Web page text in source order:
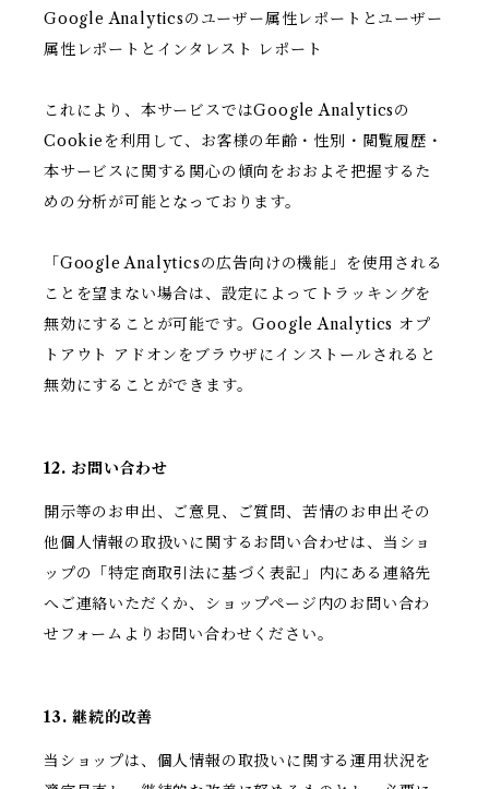
Google Analyticsのユーザー属性レポートとユーザー
属性レポートとインタレスト レポート
これにより、本サービスではGoogle Analyticsの
Cookieを利用して、お客様の年齢・性別・閲覧履歴・
本サービスに関する関心の傾向をおおよそ把握するた
めの分析が可能となっております。
「Google Analyticsの広告向けの機能」を使用される
ことを望まない場合は、設定によってトラッキングを
無効にすることが可能です。Google Analytics オプ
トアウト アドオンをブラウザにインストールされると
無効にすることができます。
12. お問い合わせ
開示等のお申出、ご意見、ご質問、苦情のお申出その
他個人情報の取扱いに関するお問い合わせは、当ショ
ップの「特定商取引法に基づく表記」内にある連絡先
へご連絡いただくか、ショップページ内のお問い合わ
せフォームよりお問い合わせください。
13. 継続的改善
当ショップは、個人情報の取扱いに関する運用状況を